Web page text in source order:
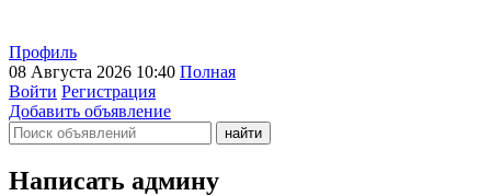
Профиль
08 Августа 2026 10:40 Полная
Войти Регистрация
Добавить объявление
Написать админу